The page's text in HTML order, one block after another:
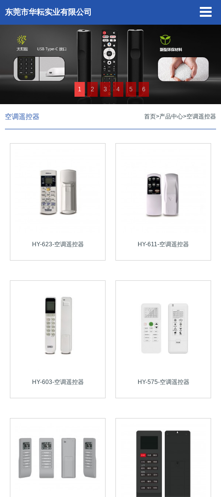
东莞市华耘实业有限公司
1 2 3 4 5 6
空调遥控器 首页>产品中心>空调遥控器
HY-623-空调遥控器 HY-611-空调遥控器
HY-603-空调遥控器 HY-575-空调遥控器